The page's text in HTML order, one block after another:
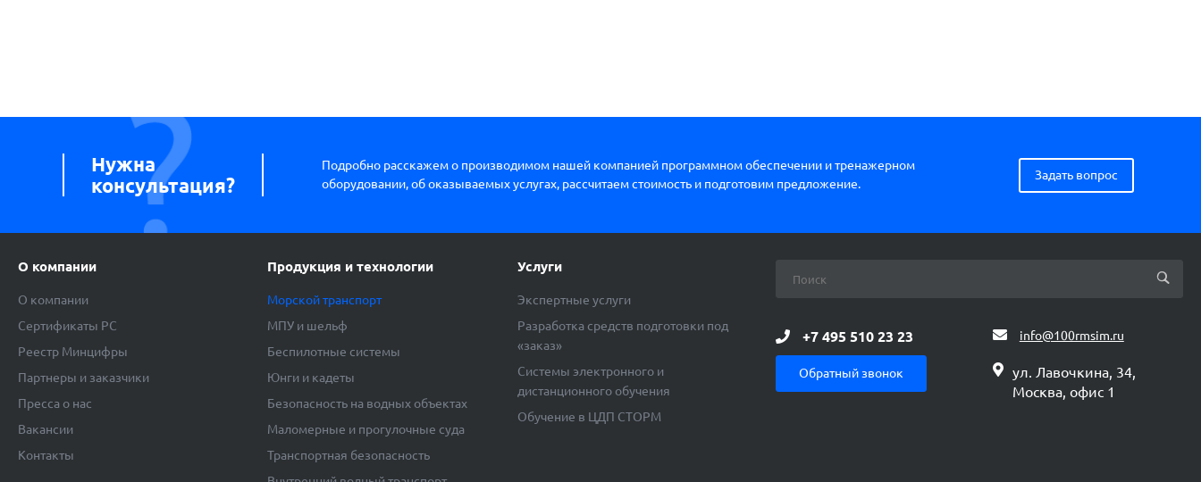
Нужна
консультация?
Подробно расскажем о производимом нашей компанией программном обеспечении и тренажерном
оборудовании, об оказываемых услугах, рассчитаем стоимость и подготовим предложение.
Задать вопрос
О компании
О компании
Сертификаты РС
Реестр Минцифры
Партнеры и заказчики
Пресса о нас
Вакансии
Контакты
Продукция и технологии
Морской транспорт
МПУ и шельф
Беспилотные системы
Юнги и кадеты
Безопасность на водных объектах
Маломерные и прогулочные суда
Транспортная безопасность
Услуги
Экспертные услуги
Разработка средств подготовки под
«заказ»
Системы электронного и
дистанционного обучения
Обучение в ЦДП СТОРМ
+7 495 510 23 23
Обратный звонок
info@100rmsim.ru
ул. Лавочкина, 34,
Москва, офис 1